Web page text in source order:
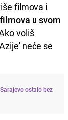
filmova i
u svom
voliš
neće se
ostalo bez